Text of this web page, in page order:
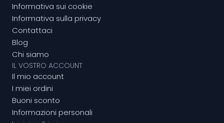
Informativa sui cookie
Informativa sulla privacy
Contattaci
Blog
Chi siamo
IL VOSTRO ACCOUNT
Il mio account
I miei ordini
Buoni sconto
Informazioni personali